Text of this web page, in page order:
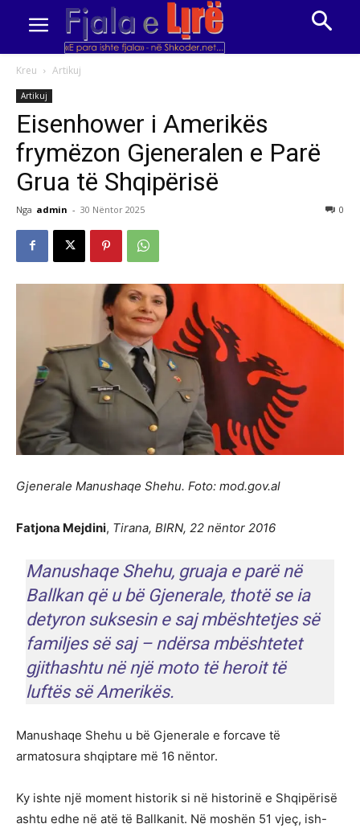
Kreu Artikuj
Artikuj
Eisenhower i Amerikës
frymëzon Gjeneralen e Parë
Grua të Shqipërisë
Nga admin - 30 Nëntor 2025 0
Gjenerale Manushaqe Shehu. Foto: mod.gov.al
Fatjona Mejdini, Tirana, BIRN, 22 nëntor 2016
Manushaqe Shehu, gruaja e parë në
Ballkan që u bë Gjenerale, thotë se ia
detyron suksesin e saj mbështetjes së
familjes së saj – ndërsa mbështetet
gjithashtu në një moto të heroit të
luftës së Amerikës.
Manushaqe Shehu u bë Gjenerale e forcave të
armatosura shqiptare më 16 nëntor.
Ky ishte një moment historik si në historinë e Shqipërisë
ashtu edhe në atë të Ballkanit. Në moshën 51 vjeç, ish-